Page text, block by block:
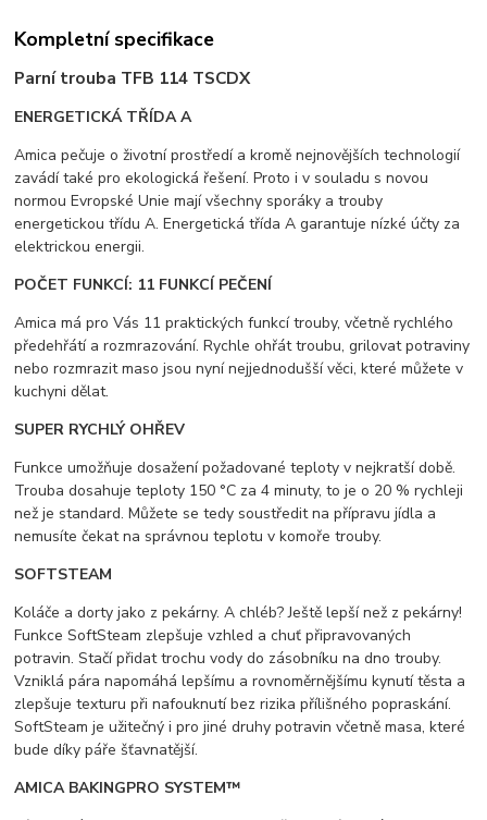
Kompletní specifikace
Parní trouba TFB 114 TSCDX
ENERGETICKÁ TŘÍDA A
Amica pečuje o životní prostředí a kromě nejnovějších technologií
zavádí také pro ekologická řešení. Proto i v souladu s novou
normou Evropské Unie mají všechny sporáky a trouby
energetickou třídu A. Energetická třída A garantuje nízké účty za
elektrickou energii.
POČET FUNKCÍ: 11 FUNKCÍ PEČENÍ
Amica má pro Vás 11 praktických funkcí trouby, včetně rychlého
předehřátí a rozmrazování. Rychle ohřát troubu, grilovat potraviny
nebo rozmrazit maso jsou nyní nejjednodušší věci, které můžete v
kuchyni dělat.
SUPER RYCHLÝ OHŘEV
Funkce umožňuje dosažení požadované teploty v nejkratší době.
Trouba dosahuje teploty 150 °C za 4 minuty, to je o 20 % rychleji
než je standard. Můžete se tedy soustředit na přípravu jídla a
nemusíte čekat na správnou teplotu v komoře trouby.
SOFTSTEAM
Koláče a dorty jako z pekárny. A chléb? Ještě lepší než z pekárny!
Funkce SoftSteam zlepšuje vzhled a chuť připravovaných
potravin. Stačí přidat trochu vody do zásobníku na dno trouby.
Vzniklá pára napomáhá lepšímu a rovnoměrnějšímu kynutí těsta a
zlepšuje texturu při nafouknutí bez rizika přílišného popraskání.
SoftSteam je užitečný i pro jiné druhy potravin včetně masa, které
bude díky páře šťavnatější.
AMICA BAKINGPRO SYSTEM™